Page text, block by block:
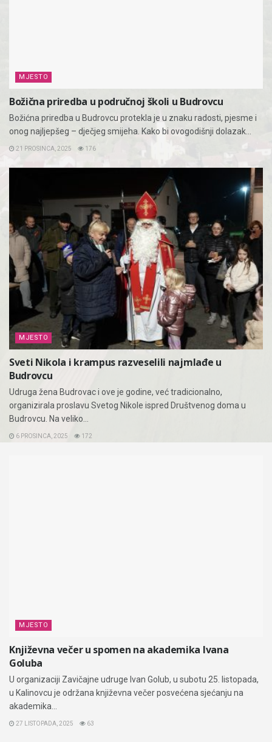
MJESTO
Božična priredba u područnoj školi u Budrovcu
Božićna priredba u Budrovcu protekla je u znaku radosti, pjesme i
onog najljepšeg – dječjeg smijeha. Kako bi ovogodišnji dolazak...
21 PROSINCA, 2025 176
MJESTO
Sveti Nikola i krampus razveselili najmlađe u
Budrovcu
Udruga žena Budrovac i ove je godine, već tradicionalno,
organizirala proslavu Svetog Nikole ispred Društvenog doma u
Budrovcu. Na veliko...
6 PROSINCA, 2025 172
MJESTO
Književna večer u spomen na akademika Ivana
Goluba
U organizaciji Zavičajne udruge Ivan Golub, u subotu 25. listopada,
u Kalinovcu je održana književna večer posvećena sjećanju na
akademika...
27 LISTOPADA, 2025 63